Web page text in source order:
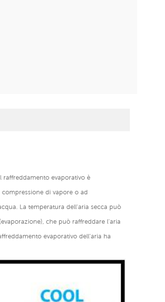
raffreddamento evaporativo è
di vapore o ad
La temperatura dell'aria secca può
che può raffreddare l'aria
evaporativo dell’aria ha